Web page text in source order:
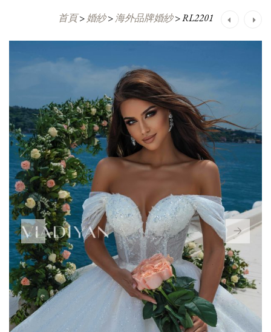
首頁> 婚紗> 海外品牌婚紗>RL2201
Post
navigation